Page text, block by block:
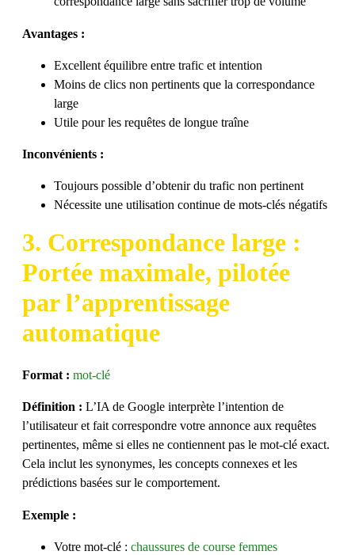
Avantages :
Excellent équilibre entre trafic et intention
Moins de clics non pertinents que la correspondance
large
Utile pour les requêtes de longue traîne
Inconvénients :
Toujours possible d’obtenir du trafic non pertinent
Nécessite une utilisation continue de mots-clés négatifs
3. Correspondance large :
Portée maximale, pilotée
par l’apprentissage
automatique
Format : mot-clé
Définition : L’IA de Google interprète l’intention de
l’utilisateur et fait correspondre votre annonce aux requêtes
pertinentes, même si elles ne contiennent pas le mot-clé exact.
Cela inclut les synonymes, les concepts connexes et les
prédictions basées sur le comportement.
Exemple :
Votre mot-clé : chaussures de course femmes